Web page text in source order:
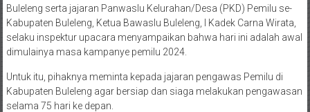
Buleleng serta jajaran Panwaslu Kelurahan/Desa (PKD) Pemilu se-
Kabupaten Buleleng, Ketua Bawaslu Buleleng, I Kadek Carna Wirata,
selaku inspektur upacara menyampaikan bahwa hari ini adalah awal
dimulainya masa kampanye pemilu 2024.
Untuk itu, pihaknya meminta kepada jajaran pengawas Pemilu di
Kabupaten Buleleng agar bersiap dan siaga melakukan pengawasan
selama 75 hari ke depan.